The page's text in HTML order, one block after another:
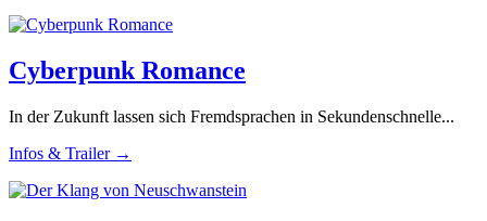
Cyberpunk Romance
In der Zukunft lassen sich Fremdsprachen in Sekundenschnelle...
Infos & Trailer →